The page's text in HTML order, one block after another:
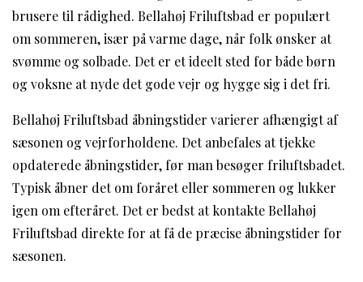
brusere til rådighed. Bellahøj Friluftsbad er populært
om sommeren, især på varme dage, når folk ønsker at
svømme og solbade. Det er et ideelt sted for både børn
og voksne at nyde det gode vejr og hygge sig i det fri.
Bellahøj Friluftsbad åbningstider varierer afhængigt af
sæsonen og vejrforholdene. Det anbefales at tjekke
opdaterede åbningstider, før man besøger friluftsbadet.
Typisk åbner det om foråret eller sommeren og lukker
igen om efteråret. Det er bedst at kontakte Bellahøj
Friluftsbad direkte for at få de præcise åbningstider for
sæsonen.